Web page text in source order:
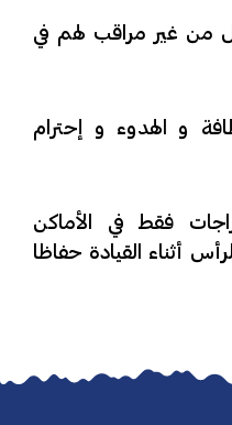
من غير مراقب لهم في
و الهدوء و إحترام
فقط في الأماكن
أثناء القيادة حفاظا